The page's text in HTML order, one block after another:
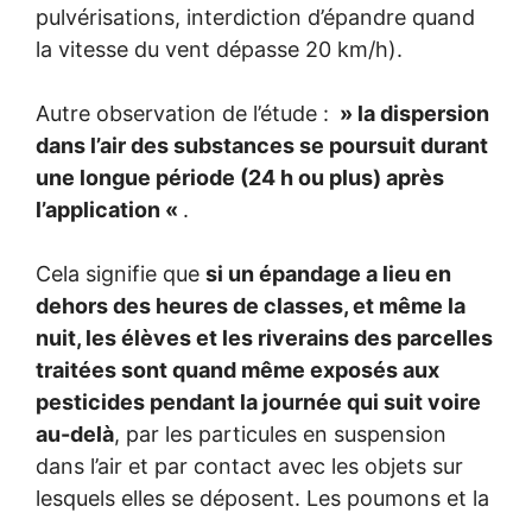
pulvérisations, interdiction d’épandre quand
la vitesse du vent dépasse 20 km/h).
Autre observation de l’étude : » la dispersion
dans l’air des substances se poursuit durant
une longue période (24 h ou plus) après
l’application « .
Cela signifie que si un épandage a lieu en
dehors des heures de classes, et même la
nuit, les élèves et les riverains des parcelles
traitées sont quand même exposés aux
pesticides pendant la journée qui suit voire
au-delà, par les particules en suspension
dans l’air et par contact avec les objets sur
lesquels elles se déposent. Les poumons et la